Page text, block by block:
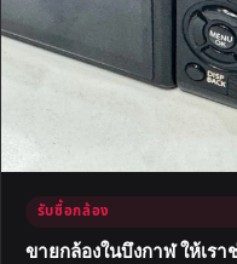
รับซื้อกล้อง
ขายกล้องในบึงกาฬ ให้เร